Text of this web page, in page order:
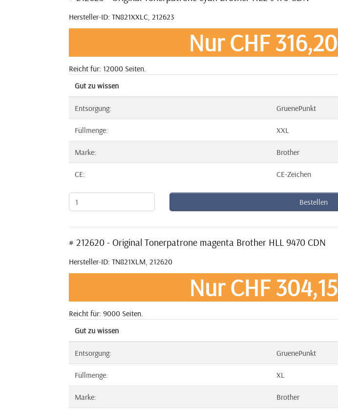
Hersteller-ID: TN821XXLC, 212623
Nur CHF 316,20
Reicht für: 12000 Seiten.
Gut zu wissen
Entsorgung: GruenePunkt
Füllmenge: XXL
Marke: Brother
CE: CE-Zeichen
Bestellen
# 212620 - Original Tonerpatrone magenta Brother HLL 9470 CDN
Hersteller-ID: TN821XLM, 212620
Nur CHF 304,15
Reicht für: 9000 Seiten.
Gut zu wissen
Entsorgung: GruenePunkt
Füllmenge: XL
Marke: Brother